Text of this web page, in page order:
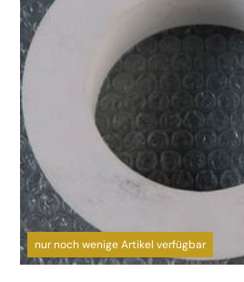
nur noch wenige Artikel verfügbar